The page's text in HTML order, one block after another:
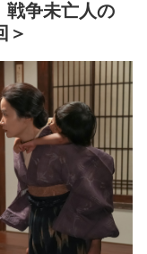
戦争未亡人の
＞